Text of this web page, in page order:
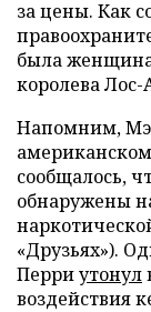
за цены. Как
была
королева
Напомним,
сообщалось,
обнаружены
«Друзьях»).
Перриутонул
воздействия